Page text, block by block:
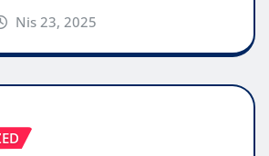
Nis 23, 2025